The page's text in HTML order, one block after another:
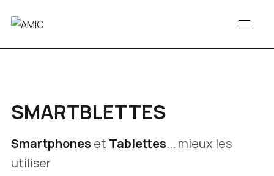
SMARTBLETTES
Smartphones et Tablettes... mieux les
utiliser